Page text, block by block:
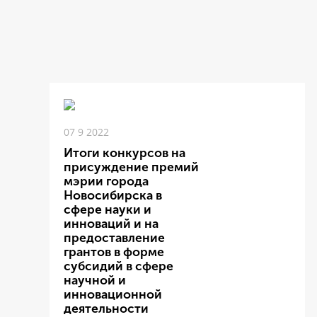
07 9 2022
Итоги конкурсов на
присуждение премий
мэрии города
Новосибирска в
сфере науки и
инноваций и на
предоставление
грантов в форме
субсидий в сфере
научной и
инновационной
деятельности